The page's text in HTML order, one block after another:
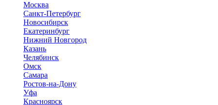
Москва
Санкт-Петербург
Новосибирск
Екатеринбург
Нижний Новгород
Казань
Челябинск
Омск
Самара
Ростов-на-Дону
Уфа
Красноярск